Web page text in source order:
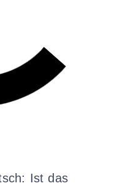
Ist das